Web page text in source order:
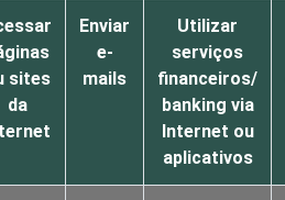
sites
da
Enviar
e-
mails
Utilizar
serviços
financeiros/
banking via
Internet ou
aplicativos